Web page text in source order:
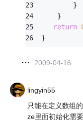
		}
	}
return
}
2009-04-16
lingyin55
只能在定义数组
ze里面初始化需